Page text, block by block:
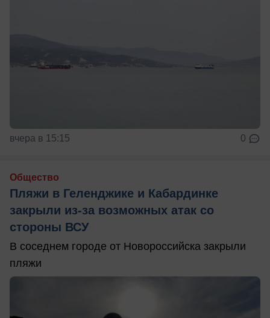
вчера в 15:15 0
Общество
Пляжи в Геленджике и Кабардинке
закрыли из-за возможных атак со
стороны ВСУ
В соседнем городе от Новороссийска закрыли
пляжи